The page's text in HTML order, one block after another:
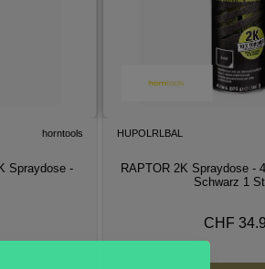
horntools
Spraydose -
HUPOLRLBAL
RAPTOR 2K Spraydose -
Schwarz 1
CHF